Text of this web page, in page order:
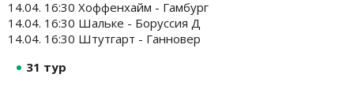
14.04. 16:30 Хоффенхайм - Гамбург
14.04. 16:30 Шальке - Боруссия Д
14.04. 16:30 Штутгарт - Ганновер
31 тур